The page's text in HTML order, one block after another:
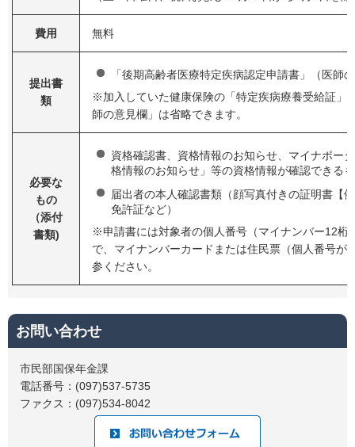
費用 無料
提出書
類
「後期高齢者医療特定疾病認定申請書」（医師
※加入していた健康保険の「特定疾病療養受給証」
師の意見欄」は省略できます。
必要な
もの
（添付
書類)
資格確認書、資格情報のお知らせ、マイナポー
格情報のお知らせ」等の資格情報が確認できる
届出者の本人確認書類（顔写真付きの証明書【
免許証など）
※申請書には対象者の個人番号（マイナンバー12桁
で、マイナンバーカードまたは住民票（個人番号が
参ください。
お問い合わせ
市民部国保年金課
電話番号：(097)537-5735
ファクス：(097)534-8042